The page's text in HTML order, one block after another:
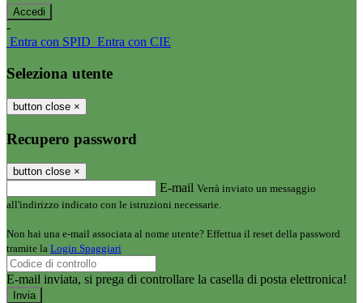
-
Entra con SPID Entra con CIE
Seleziona utente
button close ×
Recupero password
button close ×
E-mail Verrà inviato un messaggio
all'indirizzo indicato con le istruzioni necessarie.
Non hai una e-mail associata al nome utente? Effettua il reset della password
tramite la Login Spaggiari
E-mail inviata, si prega di controllare la casella di posta elettronica!